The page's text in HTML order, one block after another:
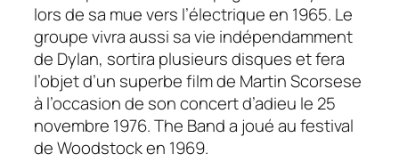
lors de sa mue vers l’électrique en 1965. Le
groupe vivra aussi sa vie indépendamment
de Dylan, sortira plusieurs disques et fera
l’objet d’un superbe film de Martin Scorsese
à l’occasion de son concert d’adieu le 25
novembre 1976.The Banda joué au festival
de Woodstock en 1969.